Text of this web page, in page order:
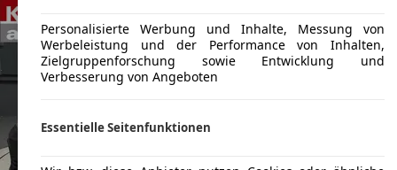
Personalisierte Werbung und Inhalte, Messung von
Werbeleistung und der Performance von Inhalten,
Zielgruppenforschung sowie Entwicklung und
Verbesserung von Angeboten
Essentielle Seitenfunktionen